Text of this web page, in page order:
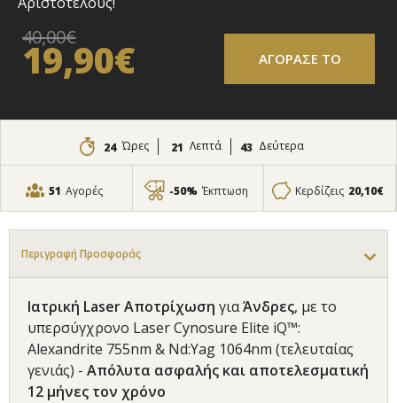
40,00€
19,90€ ΑΓΟΡΑΣΕ ΤΟ
24 Ώρες 21 Λεπτά 41 Δεύτερα
51 Αγορές -50% Έκπτωση Κερδίζεις 20,10€
Περιγραφή Προσφοράς
Ιατρική Laser Αποτρίχωση γιαΆνδρες, με το
υπερσύγχρονο Laser Cynosure Elite iQ™:
Alexandrite 755nm & Nd:Yag 1064nm (τελευταίας
γενιάς) - Απόλυτα ασφαλής και αποτελεσματική
12 μήνες τον χρόνο